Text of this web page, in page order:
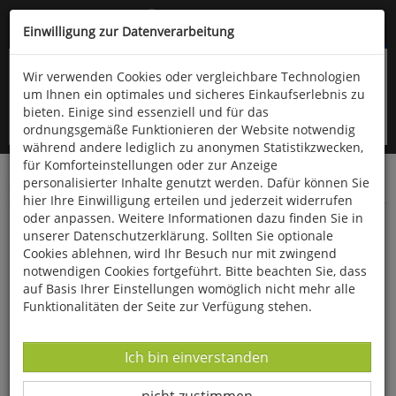
Kompletten Head der Seite überspringen
oder (06766) 9323-960
Startseite Bücher Literatur Belletristik
Millenium Kingdom - Der Bastard
Einwilligung zur Datenverarbeitung
Wir verwenden Cookies oder vergleichbare Technologien
um Ihnen ein optimales und sicheres Einkaufserlebnis zu
bieten. Einige sind essenziell und für das
ordnungsgemäße Funktionieren der Website notwendig
während andere lediglich zu anonymen Statistikzwecken,
für Komforteinstellungen oder zur Anzeige
personalisierter Inhalte genutzt werden. Dafür können Sie
hier Ihre Einwilligung erteilen und jederzeit widerrufen
oder anpassen. Weitere Informationen dazu finden Sie in
unserer Datenschutzerklärung. Sollten Sie optionale
Cookies ablehnen, wird Ihr Besuch nur mit zwingend
notwendigen Cookies fortgeführt. Bitte beachten Sie, dass
auf Basis Ihrer Einstellungen womöglich nicht mehr alle
Funktionalitäten der Seite zur Verfügung stehen.
Datenverarbeitung -
Ich bin einverstanden